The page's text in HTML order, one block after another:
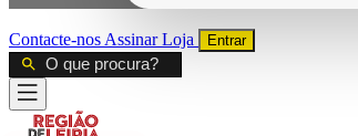
Contacte-nos AssinarLoja Entrar